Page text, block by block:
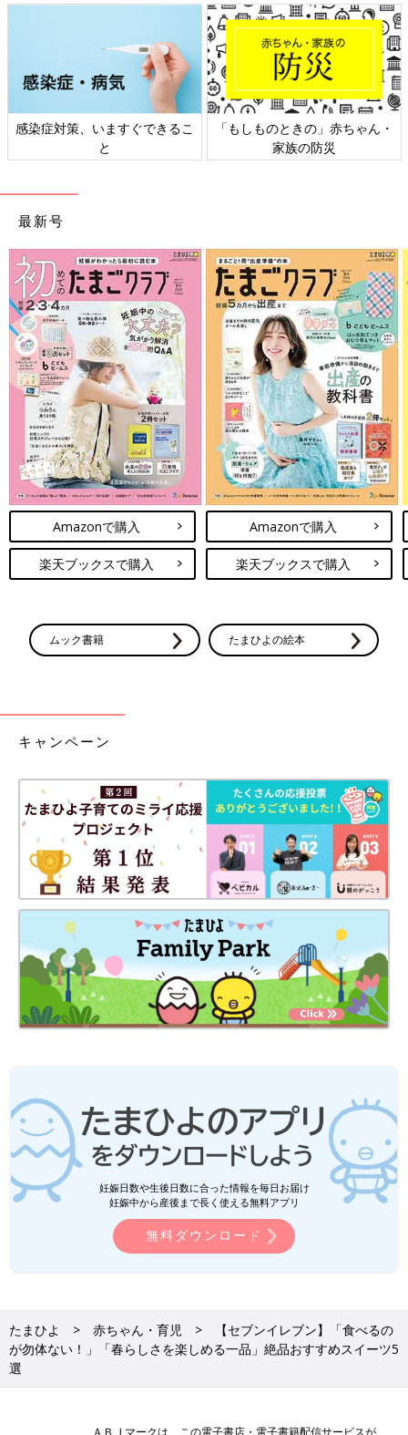
きるこ
「もしものときの」赤ちゃん・
日本外来小児科学会リ
ト検討会
最新号
Amazonで購入
楽天ブックスで購入
Amazonで購入
楽天ブックスで購入
ムック書籍 たまひよの絵本
キャンペーン
妊娠日数や生後日数に合った情報を毎日お届け
妊娠中から産後まで長く使える無料アプリ
無料ダウンロード
たまひよ 赤ちゃん・育児
【セブンイレブン】「食べるの
が勿体ない！」「春らしさを楽しめる一品」絶品おすすめスイーツ5
選
ＡＢＪマークは、この電子書店・電子書籍配信サービスが、